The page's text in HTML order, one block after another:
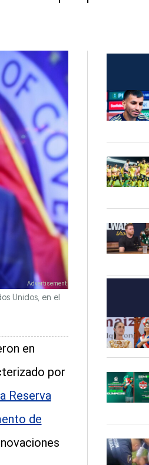
Unidos, en el
en
por
Reserva
de
Opens
Opens
Opens
Opens
Opens